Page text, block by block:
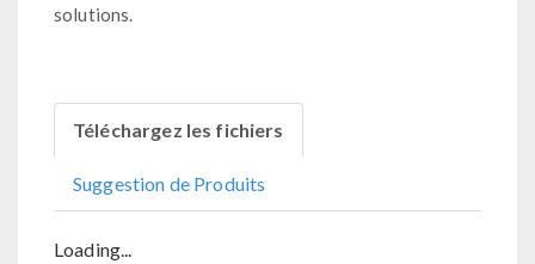
solutions.
Téléchargez les fichiers
Suggestion de Produits
Loading...